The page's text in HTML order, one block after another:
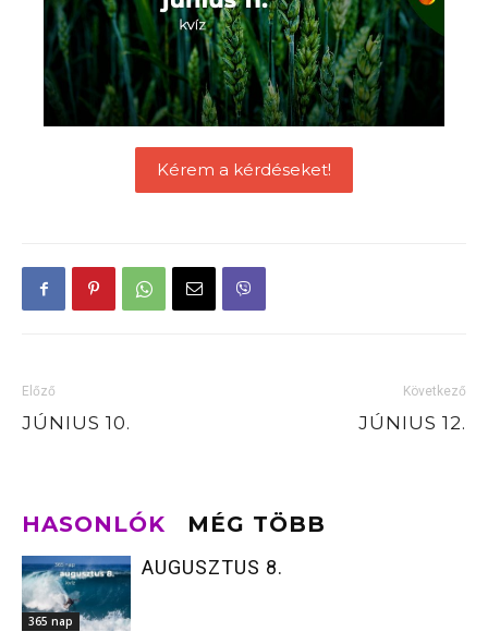
Kérem a kérdéseket!
Előző
JÚNIUS 10.
Következő
JÚNIUS 12.
HASONLÓK MÉG TÖBB
365 nap
AUGUSZTUS 8.